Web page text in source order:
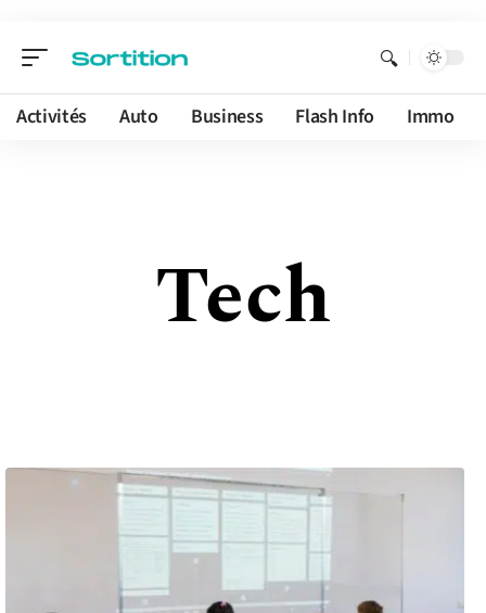
Activités Auto Business Flash Info Immo
Tech